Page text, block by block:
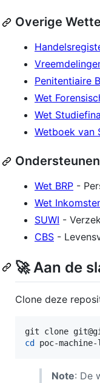
Overige
Penitentiaire
Wet
Wet
Wetboek van
Wet BRP -
Wet
SUWI -
CBS -
🚀 Aan de
Clone deze
cd poc-machine-
Note: De